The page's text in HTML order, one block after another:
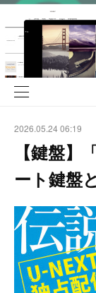
2026.05.24 06:19
【鍵盤
ート鍵盤